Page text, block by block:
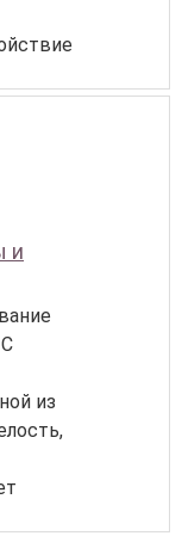
и
из